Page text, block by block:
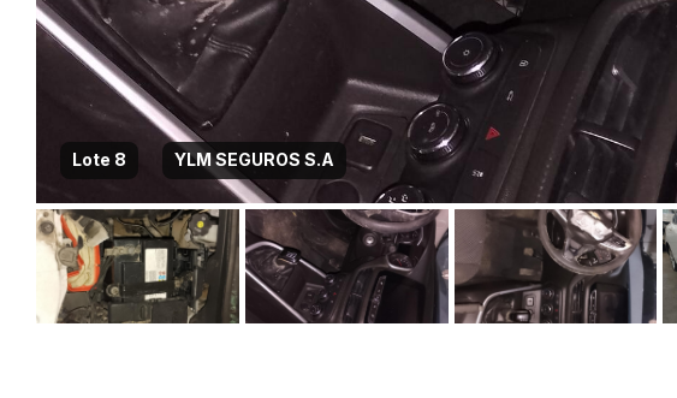
Lote 8 YLM SEGUROS S.AHabilite-se para efetuar lances ou